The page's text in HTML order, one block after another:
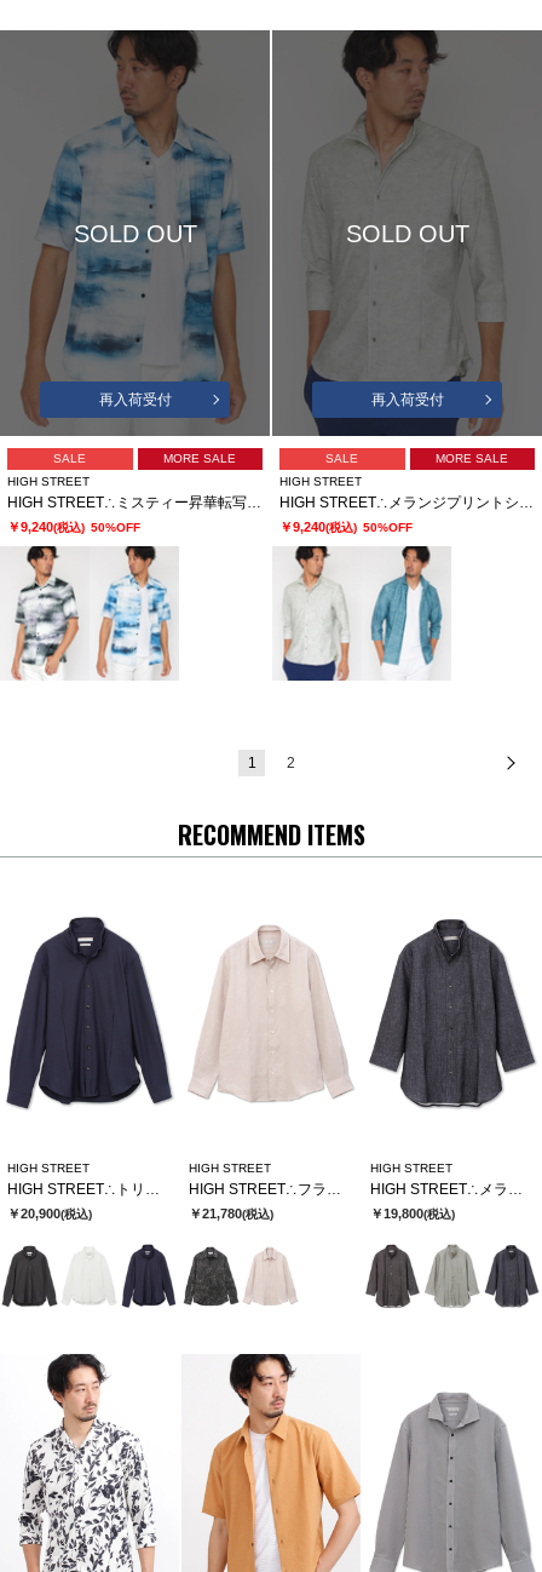
SOLD OUT
再入荷受付
SALE
MORE SALE
HIGH STREET
￥9,240(税込) 50%OFF
SOLD OUT
再入荷受付
SALE
MORE SALE
HIGH STREET
￥9,240(税込) 50%OFF
1 2
RECOMMEND ITEMS
HIGH STREET
￥20,900(税込)
HIGH STREET
￥21,780(税込)
HIGH STREET
￥19,800(税込)